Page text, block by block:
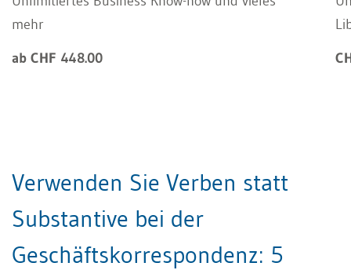
mehr
ab CHF 448.00
Verwenden Sie Verben statt
Substantive bei der
Geschäftskorrespondenz: 5